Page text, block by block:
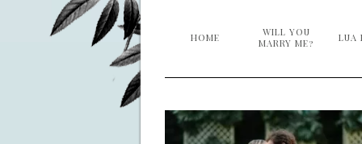
HOME
WILL YOU
MARRY ME?
LUA